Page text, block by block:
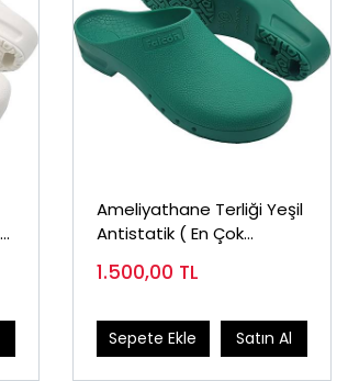
Ameliyathane Terliği Yeşil
Antistatik ( En Çok
1.500,00 TL
Sepete Ekle Satın Al